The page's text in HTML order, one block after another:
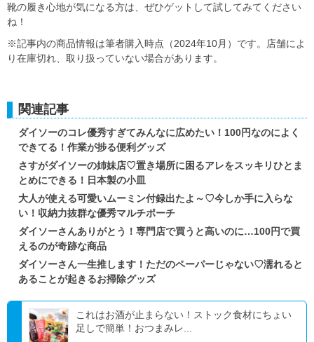
靴の履き心地が気になる方は、ぜひゲットして試してみてください
ね！
※記事内の商品情報は筆者購入時点（2024年10月）です。店舗によ
り在庫切れ、取り扱っていない場合があります。
関連記事
ダイソーのコレ優秀すぎてみんなに広めたい！100円なのによく
できてる！作業が捗る便利グッズ
さすがダイソーの姉妹店♡置き場所に困るアレをスッキリひとま
とめにできる！日本製の小皿
大人が使える可愛いムーミン付録出たよ～♡今しか手に入らな
い！収納力抜群な優秀マルチポーチ
ダイソーさんありがとう！専門店で買うと高いのに…100円で買
えるのが奇跡な商品
ダイソーさん一生推します！ただのペーパーじゃない♡濡れると
あることが起きるお掃除グッズ
これはお酒が止まらない！ストック食材にちょい
足しで簡単！おつまみレ...